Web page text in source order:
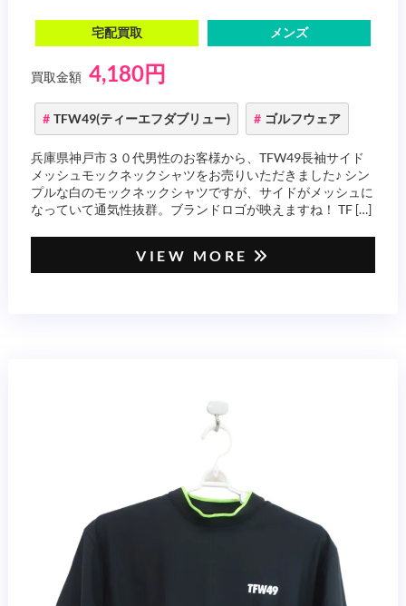
宅配買取 メンズ
買取金額 4,180円
TFW49(ティーエフダブリュー) ゴルフウェア
兵庫県神戸市３０代男性のお客様から、TFW49長袖サイド
メッシュモックネックシャツをお売りいただきました♪ シン
プルな白のモックネックシャツですが、サイドがメッシュに
なっていて通気性抜群。ブランドロゴが映えますね！ TF […]
VIEW MORE